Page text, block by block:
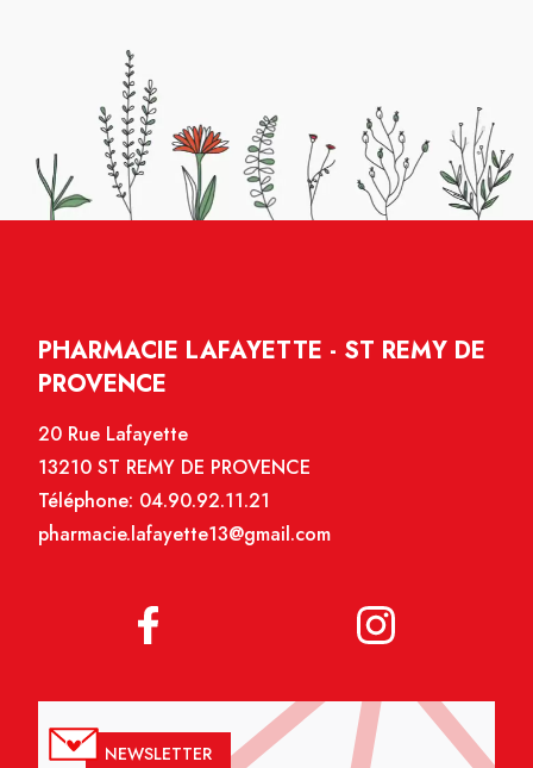
PHARMACIE LAFAYETTE - ST REMY DE
PROVENCE
20 Rue Lafayette
13210 ST REMY DE PROVENCE
Téléphone: 04.90.92.11.21
pharmacie.lafayette13@gmail.com
NEWSLETTER